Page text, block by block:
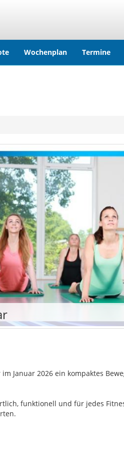
Wochenplan Termine
Januar 2026 ein kompaktes
funktionell und für jedes